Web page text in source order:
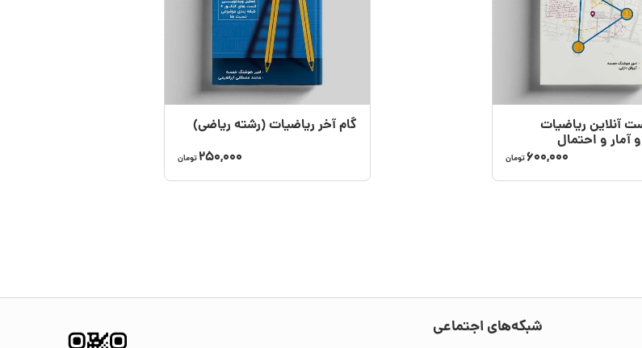
آنلاین ریاضیات
و احتمال
600,000تومان
گام‌ آخر ریاضیات (رشته ریاضی)
250,000 تومان
شبکه‌های اجتماعی